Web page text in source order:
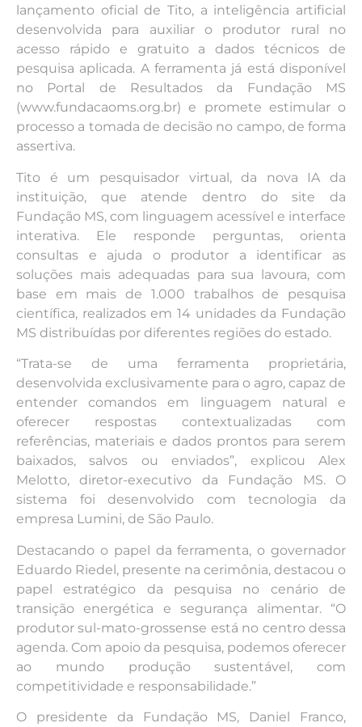
lançamento oficial de Tito, a inteligência artificial
desenvolvida para auxiliar o produtor rural no
acesso rápido e gratuito a dados técnicos de
pesquisa aplicada. A ferramenta já está disponível
no Portal de Resultados da Fundação MS
(www.fundacaoms.org.br) e promete estimular o
processo a tomada de decisão no campo, de forma
assertiva.
Tito é um pesquisador virtual, da nova IA da
instituição, que atende dentro do site da
Fundação MS, com linguagem acessível e interface
interativa. Ele responde perguntas, orienta
consultas e ajuda o produtor a identificar as
soluções mais adequadas para sua lavoura, com
base em mais de 1.000 trabalhos de pesquisa
científica, realizados em 14 unidades da Fundação
MS distribuídas por diferentes regiões do estado.
“Trata-se de uma ferramenta proprietária,
desenvolvida exclusivamente para o agro, capaz de
entender comandos em linguagem natural e
oferecer respostas contextualizadas com
referências, materiais e dados prontos para serem
baixados, salvos ou enviados”, explicou Alex
Melotto, diretor-executivo da Fundação MS. O
sistema foi desenvolvido com tecnologia da
empresa Lumini, de São Paulo.
Destacando o papel da ferramenta, o governador
Eduardo Riedel, presente na cerimônia, destacou o
papel estratégico da pesquisa no cenário de
transição energética e segurança alimentar. “O
produtor sul-mato-grossense está no centro dessa
agenda. Com apoio da pesquisa, podemos oferecer
ao mundo produção sustentável, com
competitividade e responsabilidade.”
O presidente da Fundação MS, Daniel Franco,